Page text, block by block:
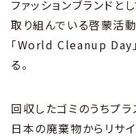
ファッションブランド
取り組んでいる啓蒙活
「World Cleanup Day
る。
回収したゴミのうちプ
日本の廃棄物からリサ